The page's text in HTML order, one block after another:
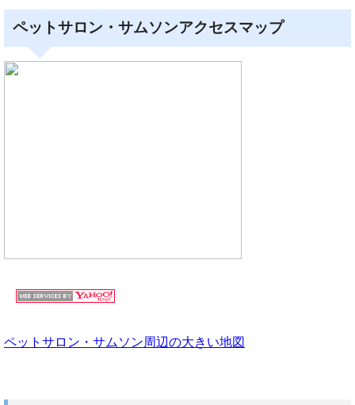
ペットサロン・サムソンアクセスマップ
ペットサロン・サムソン周辺の大きい地図